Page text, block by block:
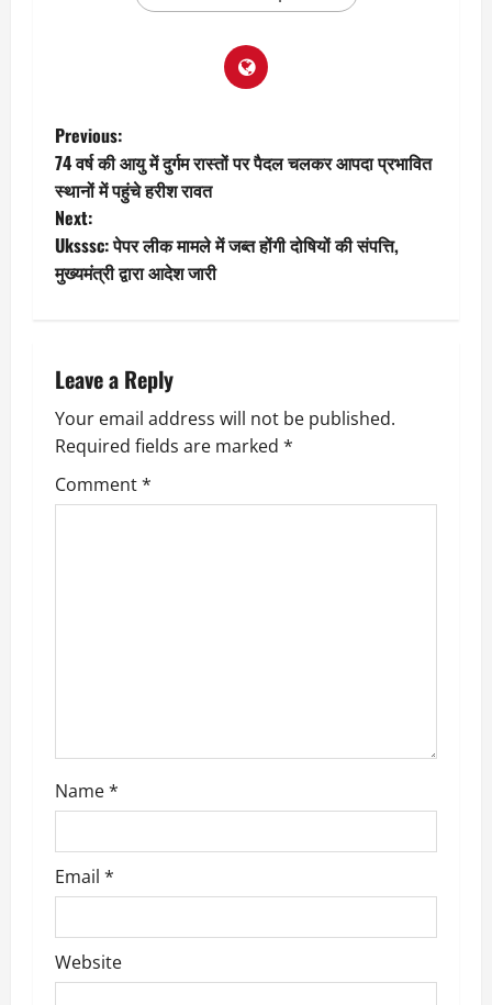
P
o
s
t
a
v
i
g
Previous:
74 वर्ष की आयु में दुर्गम रास्तों पर पैदल चलकर आपदा प्रभावित
स्थानों में पहुंचे हरीश रावत
Next:
Uksssc: पेपर लीक मामले में जब्त होंगी दोषियों की संपत्ति,
मुख्यमंत्री द्वारा आदेश जारी
Leave a Reply
Your email address will not be published.
Required fields are marked *
Comment*
Name*
Email *
Website